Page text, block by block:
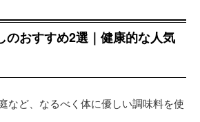
のおすすめ2選｜健康的な人気
など、なるべく体に優しい調味料を使